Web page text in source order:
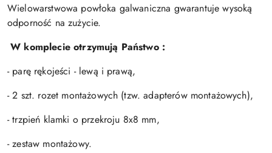
Wielowarstwowa powłoka galwaniczna gwarantuje wysoką
odporność na zużycie.
W komplecie otrzymują Państwo :
- parę rękojeści - lewą i prawą,
- 2 szt. rozet montażowych (tzw. adapterów montażowych),
- trzpień klamki o przekroju 8x8 mm,
- zestaw montażowy.